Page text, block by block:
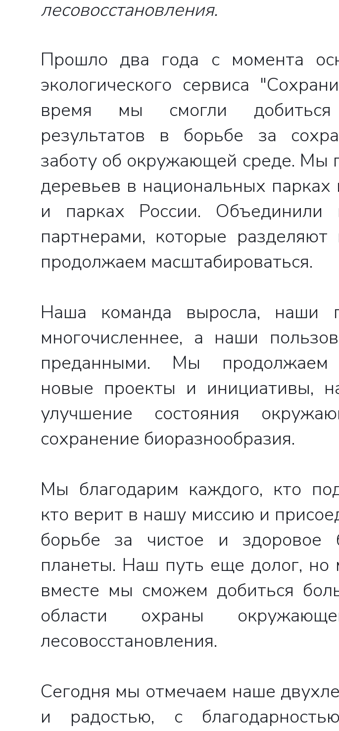
лесовосстановления.
Прошло два года с момента
экологического сервиса
время мы смогли добиться
результатов в борьбе за
заботу об окружающей среде. Мы
деревьев в национальных парках
и парках России.
партнерами, которые
продолжаем масштабироваться.
Наша команда выросла, наши
многочисленнее, а наши
преданными. Мы продолжаем
новые проекты и инициативы,
улучшение состояния
сохранение биоразнообразия.
Мы благодарим каждого, кто
кто верит в нашу миссию и
борьбе за чистое и здоровое
планеты. Наш путь еще долог, но
вместе мы сможем добиться
области охраны
лесовосстановления.
Сегодня мы отмечаем наше
и радостью, с
ВАША
в ближайшее